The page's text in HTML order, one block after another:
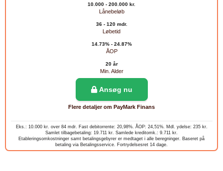
10.000 - 200.000 kr.
Lånebeløb
36 - 120 mdr.
Løbetid
14.73% - 24.87%
ÅOP
20 år
Min. Alder
Ansøg nu
Flere detaljer om PayMark Finans
Eks.: 10.000 kr. over 84 mdr. Fast debitorrente: 20,98%. ÅOP: 24,51%. Mdl. ydelse: 235 kr.
Samlet tilbagebetaling: 19.711 kr. Samlede kreditomk.: 9.711 kr.
Etableringsomkostninger samt betalingsgebyrer er medtaget i alle beregninger. Baseret på
betaling via Betalingsservice. Fortrydelsesret 14 dage.